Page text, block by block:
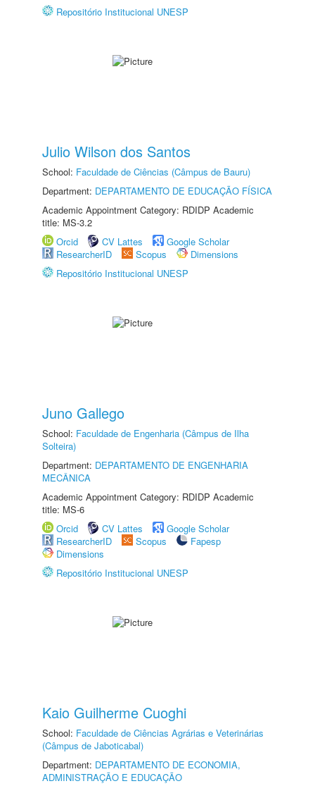
Repositório Institucional UNESP
Julio Wilson dos Santos
School: Faculdade de Ciências (Câmpus de Bauru)
Department: DEPARTAMENTO DE EDUCAÇÃO FÍSICA
Academic Appointment Category: RDIDP Academic
title: MS-3.2
Orcid
CV Lattes
Google Scholar
ResearcherID
Scopus
Dimensions
Repositório Institucional UNESP
Juno Gallego
School: Faculdade de Engenharia (Câmpus de Ilha
Solteira)
Department: DEPARTAMENTO DE ENGENHARIA
MECÂNICA
Academic Appointment Category: RDIDP Academic
title: MS-6
Orcid
CV Lattes
Google Scholar
ResearcherID
Scopus
Fapesp
Dimensions
Repositório Institucional UNESP
Kaio Guilherme Cuoghi
School: Faculdade de Ciências Agrárias e Veterinárias
(Câmpus de Jaboticabal)
Department: DEPARTAMENTO DE ECONOMIA,
ADMINISTRAÇÃO E EDUCAÇÃO